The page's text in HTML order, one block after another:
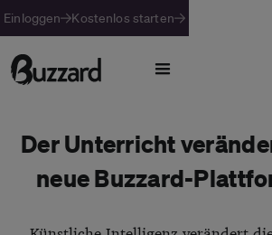
Einloggen Kostenlos starten
Der Unterricht
neue Buzzard-